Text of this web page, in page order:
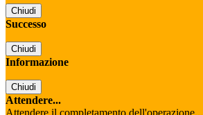
Chiudi
Successo
Chiudi
Informazione
Chiudi
Attendere...